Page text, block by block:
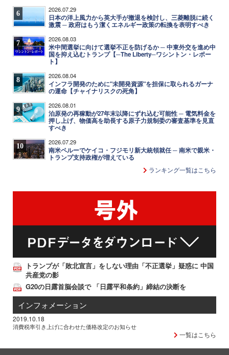
6 2026.07.29
日本の洋上風力から英大手が撤退を検討し、三菱離脱に続く
激震 ─ 政府はもう潔くエネルギー政策の転換を表明すべき
7 2026.08.03
米中間選挙に向けて選挙不正を防げるか ─ 中東外交を進め中
国を抑え込むトランプ【─The Liberty─ワシントン・レポー
ト】
8 2026.08.04
インフラ開発のために"未開発資源"を担保に取られるガーナ
の運命【チャイナリスクの死角】
9 2026.08.01
泊原発の再稼動が27年末以降にずれ込む可能性 ─ 電気料金を
押し上げ、物価高を助長する原子力規制委の審査基準を見直
すべき
10 2026.07.29
南米ペルーでケイコ・フジモリ新大統領就任 ─ 南米で親米・
トランプ支持政権が増えている
ランキング一覧はこちら
トランプが「敗北宣言」をしない理由「不正選挙」疑惑に 中国
共産党の影
G20の日露首脳会談で 「日露平和条約」締結の決断を
インフォメーション
2019.10.18
消費税率引き上げに合わせた価格改定のお知らせ
一覧はこちら